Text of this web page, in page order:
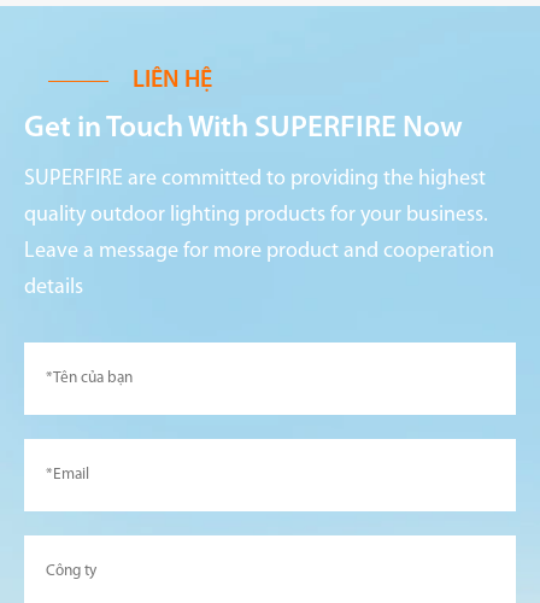
LIÊN HỆ
Get in Touch With SUPERFIRE Now
SUPERFIRE are committed to providing the highest
quality outdoor lighting products for your business.
Leave a message for more product and cooperation
details